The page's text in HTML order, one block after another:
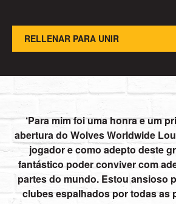
RELLENAR PARA UNIR
Para mim foi uma honra e um
abertura do Wolves Worldwide
jogador e como adepto deste
fantástico poder conviver com
partes do mundo. Estou ansioso
clubes espalhados por todas as